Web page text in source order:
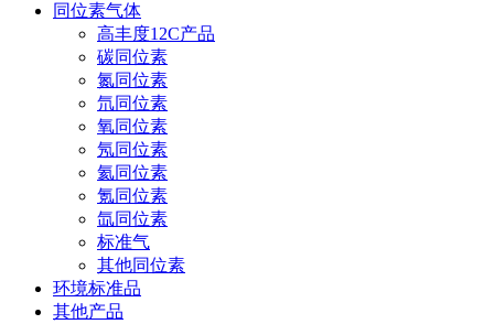
同位素气体
高丰度12C产品
碳同位素
氮同位素
氘同位素
氧同位素
氖同位素
氦同位素
氪同位素
氙同位素
标准气
其他同位素
环境标准品
其他产品